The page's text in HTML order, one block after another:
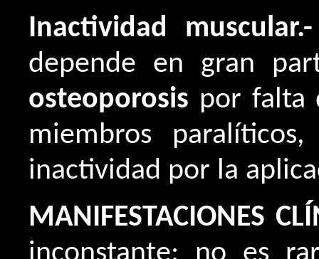
Inactividad muscular.-
depende en gran
osteoporosis por falta
miembros
inactividad por la
MANIFESTACIONES